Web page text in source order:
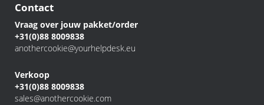
Contact
Vraag over jouw pakket/order
+31(0)88 8009838
anothercookie@yourhelpdesk.eu
Verkoop
+31(0)88 8009838
sales@anothercookie.com